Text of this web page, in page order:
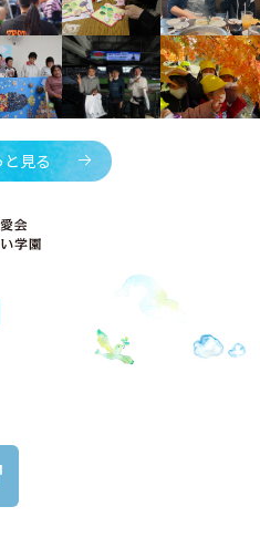
と見る